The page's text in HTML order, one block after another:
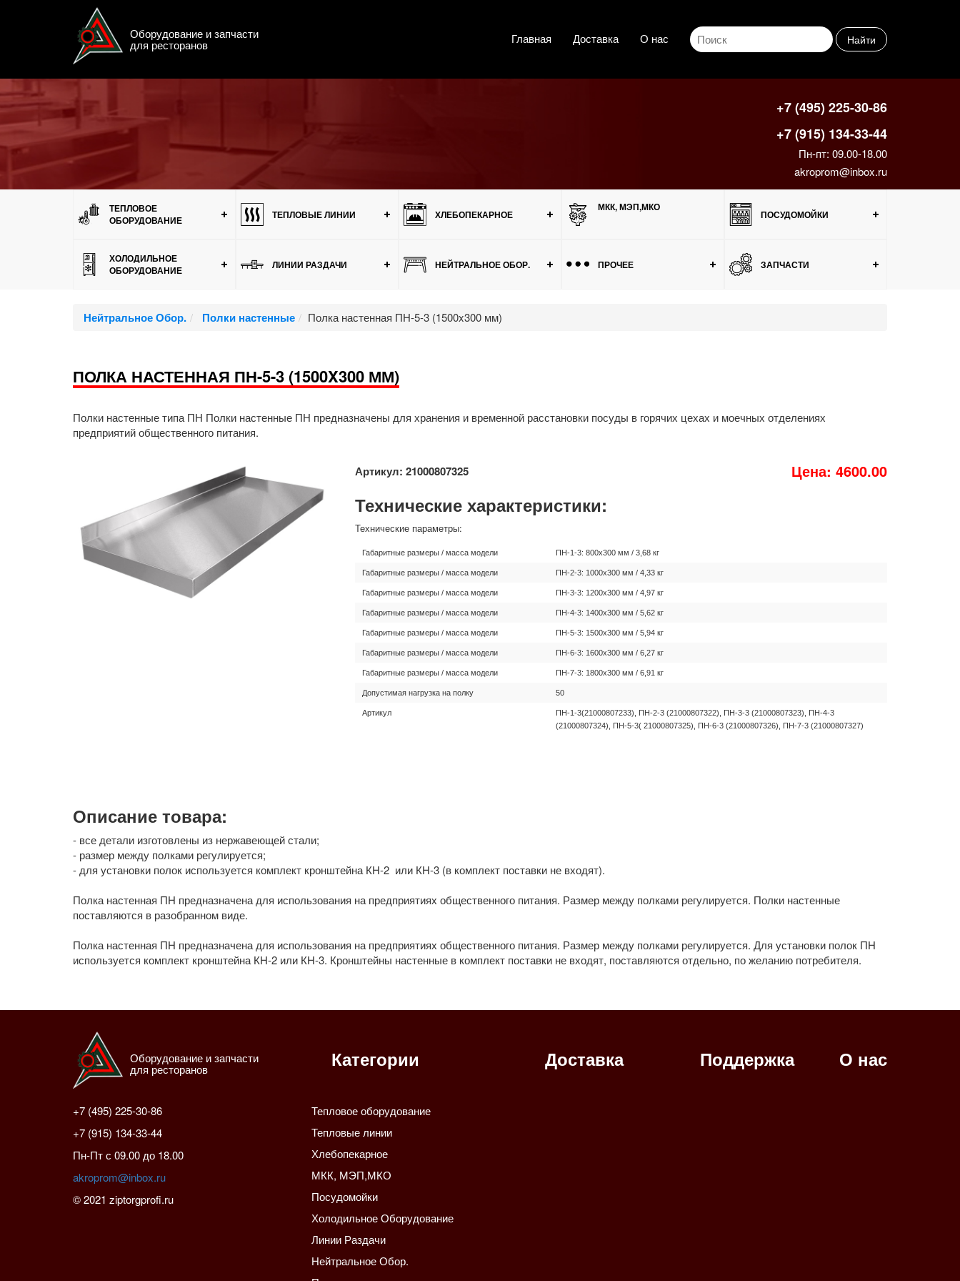
Оборудование и запчасти
для ресторанов Главная Доставка О нас Найти
+7 (495) 225-30-86
+7 (915) 134-33-44
Пн-пт: 09.00-18.00
akroprom@inbox.ru
ТЕПЛОВОЕ
ОБОРУДОВАНИЕ
ТЕПЛОВЫЕ ЛИНИИ ХЛЕБОПЕКАРНОЕ
МКК, МЭП,МКО
ПОСУДОМОЙКИ
ХОЛОДИЛЬНОЕ
ОБОРУДОВАНИЕ
ЛИНИИ РАЗДАЧИ НЕЙТРАЛЬНОЕ ОБОР. ПРОЧЕЕ ЗАПЧАСТИ
Нейтральное Обор. Полки настенные Полка настенная ПН-5-3 (1500x300 мм)
ПОЛКА НАСТЕННАЯ ПН-5-3 (1500X300 ММ)
Полки настенные типа ПН Полки настенные ПН предназначены для хранения и временной расстановки посуды в горячих цехах и моечных отделениях
предприятий общественного питания.
Артикул: 21000807325 Цена: 4600.00
Технические характеристики:
Технические параметры:
Габаритные размеры / масса модели ПН-1-3: 800х300 мм / 3,68 кг
Габаритные размеры / масса модели ПН-2-3: 1000х300 мм / 4,33 кг
Габаритные размеры / масса модели ПН-3-3: 1200х300 мм / 4,97 кг
Габаритные размеры / масса модели ПН-4-3: 1400х300 мм / 5,62 кг
Габаритные размеры / масса модели ПН-5-3: 1500х300 мм / 5,94 кг
Габаритные размеры / масса модели ПН-6-3: 1600х300 мм / 6,27 кг
Габаритные размеры / масса модели ПН-7-3: 1800х300 мм / 6,91 кг
Допустимая нагрузка на полку 50
Артикул
ПН-1-3(21000807233), ПН-2-3 (21000807322), ПН-3-3 (21000807323), ПН-4-3
(21000807324), ПН-5-3( 21000807325), ПН-6-3 (21000807326), ПН-7-3 (21000807327)
Описание товара:
- все детали изготовлены из нержавеющей стали;
- размер между полками регулируется;
- для установки полок используется комплект кронштейна КН-2 или КН-3 (в комплект поставки не входят).
Полка настенная ПН предназначена для использования на предприятиях общественного питания. Размер между полками регулируется. Полки настенные
поставляются в разобранном виде.
Полка настенная ПН предназначена для использования на предприятиях общественного питания. Размер между полками регулируется. Для установки полок ПН
используется комплект кронштейна КН-2 или КН-3. Кронштейны настенные в комплект поставки не входят, поставляются отдельно, по желанию потребителя.
Оборудование и запчасти
для ресторанов
+7 (495) 225-30-86
+7 (915) 134-33-44
Пн-Пт с 09.00 до 18.00
akroprom@inbox.ru
© 2021 ziptorgprofi.ru
Категории
Тепловое оборудование
Тепловые линии
Хлебопекарное
МКК, МЭП,МКО
Посудомойки
Холодильное Оборудование
Линии Раздачи
Нейтральное Обор.
Доставка Поддержка О нас